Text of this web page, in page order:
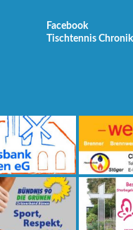
Facebook
Tischtennis Chronik